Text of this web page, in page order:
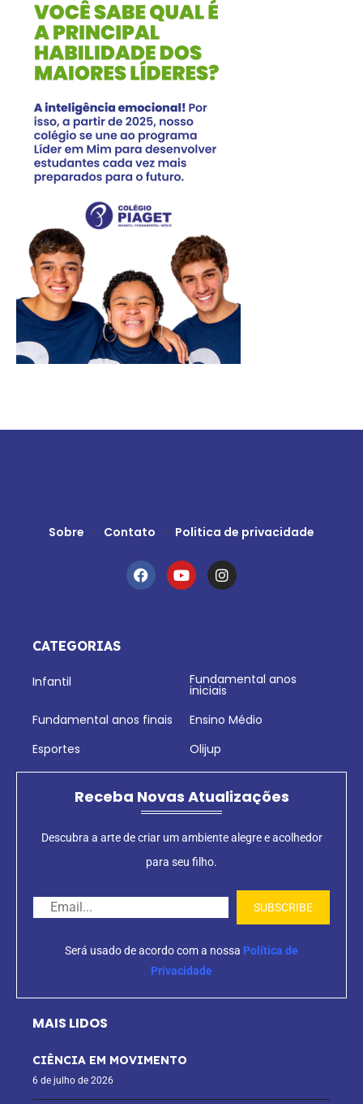
Sobre Contato Politica de privacidade
CATEGORIAS
Infantil Fundamental anos
iniciais
Fundamental anos finais
Ensino Médio
Esportes
Olijup
Receba Novas Atualizações
Descubra a arte de criar um ambiente alegre e acolhedor
para seu filho.
Será usado de acordo com a nossa Política de
Privacidade
MAIS LIDOS
CIÊNCIA EM MOVIMENTO
6 de julho de 2026